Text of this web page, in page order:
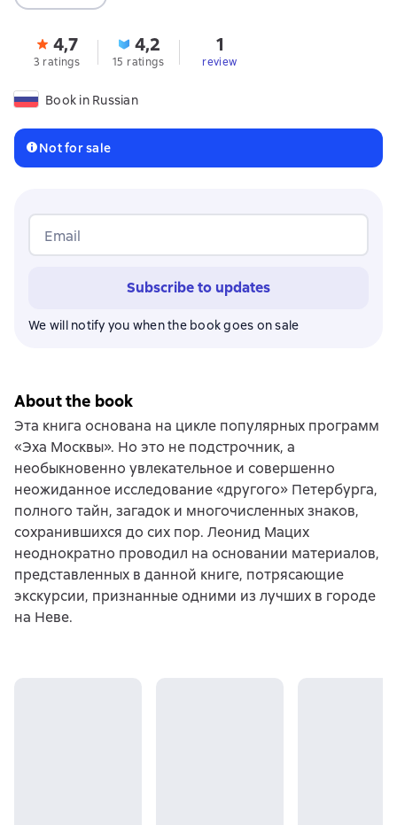
4,7
3 ratings
4,2
15 ratings
1
review
Book in Russian
Not for sale
Email
Subscribe to updates
We will notify you when the book goes on sale
About the book
Эта книга основана на цикле популярных программ
«Эха Москвы». Но это не подстрочник, а
необыкновенно увлекательное и совершенно
неожиданное исследование «другого» Петербурга,
полного тайн, загадок и многочисленных знаков,
сохранившихся до сих пор. Леонид Мацих
неоднократно проводил на основании материалов,
представленных в данной книге, потрясающие
экскурсии, признанные одними из лучших в городе
на Неве.